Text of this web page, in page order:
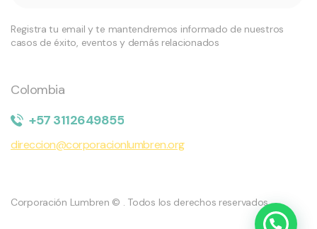
Registra tu email y te mantendremos informado de nuestros
casos de éxito, eventos y demás relacionados
Colombia
+57 3112649855
direccion@corporacionlumbren.org
Corporación Lumbren © . Todos los derechos reservados.